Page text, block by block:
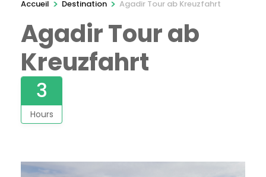
Accueil > Destination > Agadir Tour ab Kreuzfahrt
Agadir Tour ab
Kreuzfahrt
3
Hours